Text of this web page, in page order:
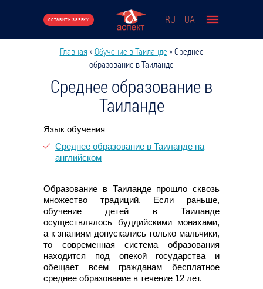
оставить заявку RU UA
Вы здесь
Главная »Обучение в Таиланде »Среднее
образование в Таиланде
Среднее образование в
Таиланде
Язык обучения
Среднее образование в Таиланде на
английском
Образование в Таиланде прошло сквозь
множество традиций. Если раньше,
обучение детей в Таиланде
осуществлялось буддийскими монахами,
а к знаниям допускались только мальчики,
то современная система образования
находится под опекой государства и
обещает всем гражданам бесплатное
среднее образование в течение 12 лет.